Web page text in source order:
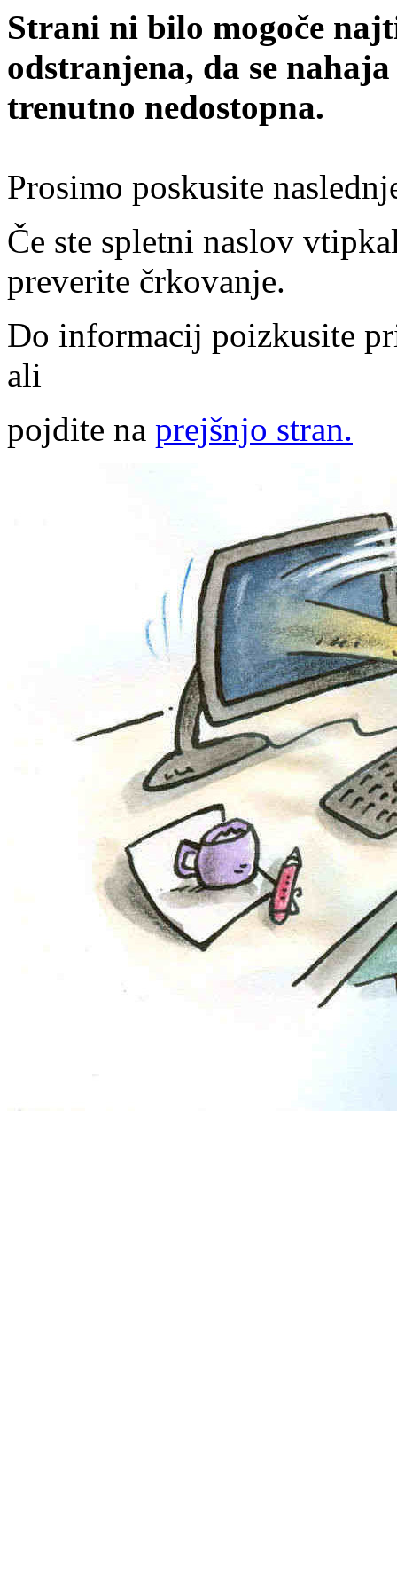
Strani ni bilo mogoče
odstranjena, da se
trenutno nedostopna.
Prosimo poskusite
Če ste spletni naslov
preverite črkovanje.
Do informacij poizkusite
ali
pojdite na prejšnjo stran.